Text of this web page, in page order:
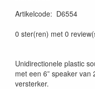
Artikelcode: D6554
0 ster(ren) met 0
Unidirectionele plastic
met een 6” speaker
versterker.